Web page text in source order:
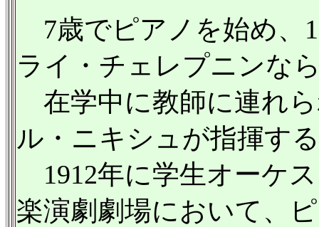
7歳でピアノを始め、
ライ・チェレプニンな
在学中に教師に連れ
ル・ニキシュが指揮す
1912年に学生オーケ
楽演劇劇場において、